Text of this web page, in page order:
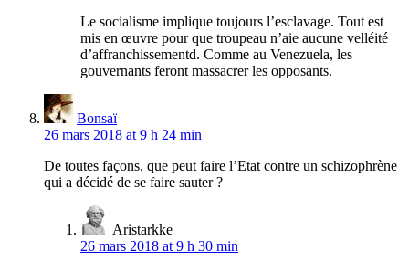
Le socialisme implique toujours l’esclavage. Tout est
mis en œuvre pour que troupeau n’aie aucune velléité
d’affranchissementd. Comme au Venezuela, les
gouvernants feront massacrer les opposants.
Bonsaï
26 mars 2018 at 9 h 24 min
De toutes façons, que peut faire l’Etat contre un schizophrène
qui a décidé de se faire sauter ?
Aristarkke
26 mars 2018 at 9 h 30 min